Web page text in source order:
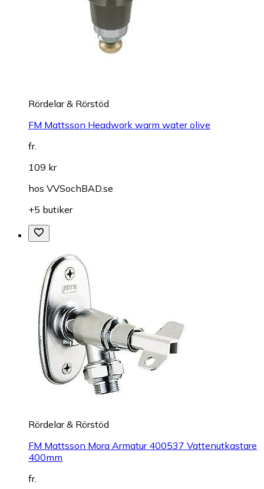
Rördelar & Rörstöd
FM Mattsson Headwork warm water olive
fr.
109 kr
hos VVSochBAD.se
+5 butiker
Rördelar & Rörstöd
FM Mattsson Mora Armatur 400537 Vattenutkastare
400mm
fr.